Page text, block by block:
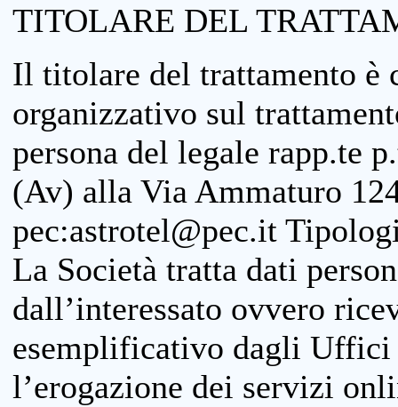
TITOLARE DEL
Il titolare del trattamento è
organizzativo sul
persona del legale rapp.te
(Av) alla Via Ammaturo
pec:astrotel@pec.it
La Società tratta dati
dall’interessato ovvero
esemplificativo dagli
l’erogazione dei servizi